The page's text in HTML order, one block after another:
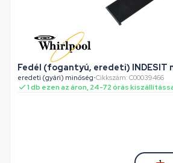
Fedél (fogantyú, eredeti) INDESIT
eredeti (gyári) minőség•Cikkszám: C00039466
1 db ezen az áron, 24-72 órás